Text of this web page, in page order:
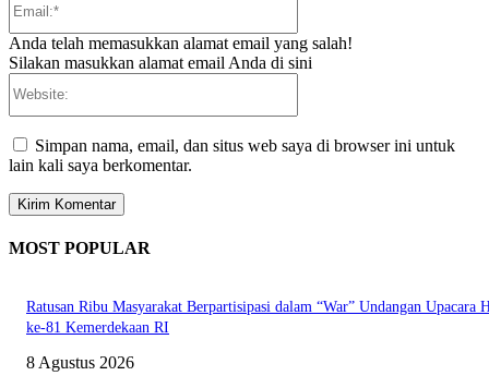
Anda telah memasukkan alamat email yang salah!
Silakan masukkan alamat email Anda di sini
Simpan nama, email, dan situs web saya di browser ini untuk
lain kali saya berkomentar.
MOST POPULAR
Ratusan Ribu Masyarakat Berpartisipasi dalam “War” Undangan Upacara
ke-81 Kemerdekaan RI
8 Agustus 2026